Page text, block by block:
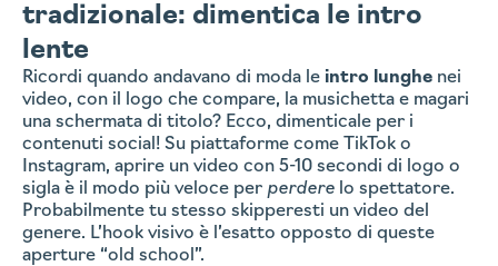
tradizionale: dimentica le intro
lente
Ricordi quando andavano di moda le intro lunghe nei
video, con il logo che compare, la musichetta e magari
una schermata di titolo? Ecco, dimenticale per i
contenuti social! Su piattaforme come TikTok o
Instagram, aprire un video con 5-10 secondi di logo o
sigla è il modo più veloce per perdere lo spettatore.
Probabilmente tu stesso skipperesti un video del
genere. L’hook visivo è l’esatto opposto di queste
aperture “old school”.